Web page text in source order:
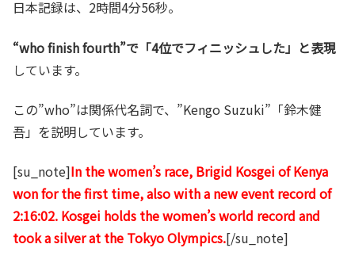
日本記録は、2時間4分56秒。
“who finish fourth”で「4位でフィニッシュした」と表現
しています。
この”who”は関係代名詞で、”Kengo Suzuki”「鈴木健
吾」を説明しています。
[su_note]In the women’s race, Brigid Kosgei of Kenya
won for the first time, also with a new event record of
2:16:02. Kosgei holds the women’s world record and
took a silver at the Tokyo Olympics.[/su_note]